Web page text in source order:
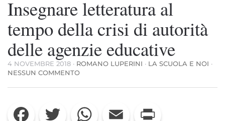
Insegnare letteratura al
tempo della crisi di autorità
delle agenzie educative
4 NOVEMBRE 2018 · ROMANO LUPERINI · LA SCUOLA E NOI ·
NESSUN COMMENTOSU
PRELIMINARI
INSEGNARE
LETTERATURA
Facebook Twitter WhatsApp Email